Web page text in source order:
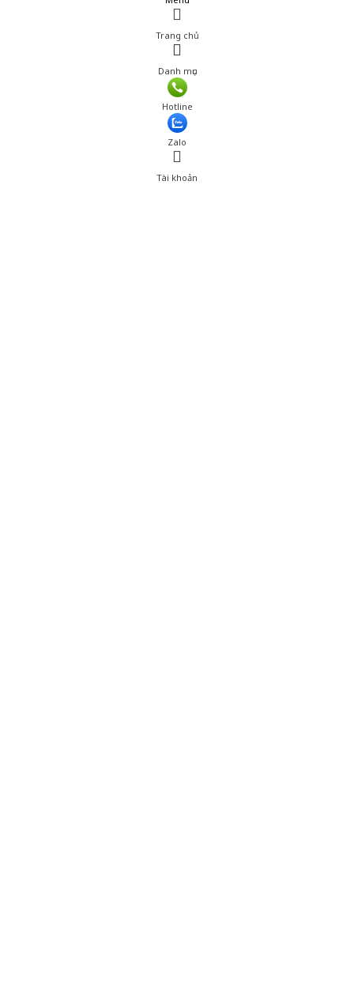
Trang chủ
Danh mục
Hotline
Zalo
Tài khoản